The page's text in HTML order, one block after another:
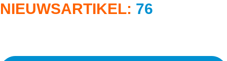
NIEUWSARTIKEL: 76